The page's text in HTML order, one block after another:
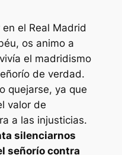
el Real Madrid
os animo a
el madridismo
de verdad.
quejarse, ya que
valor de
a las injusticias.
silenciarnos
señorío contra